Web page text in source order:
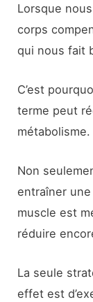
Lorsque
corps
qui nous fait
C’est
terme peut
métabolisme.
Non
entraîner
muscle est
réduire
La seule
effet est